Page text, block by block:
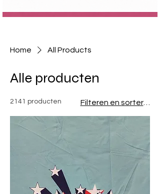
Home All Products
Alle producten
2141 producten Filteren en sorteren